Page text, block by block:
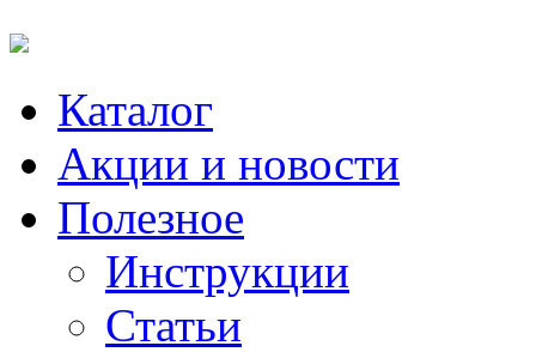
Каталог
Акции и новости
Полезное
Инструкции
Статьи